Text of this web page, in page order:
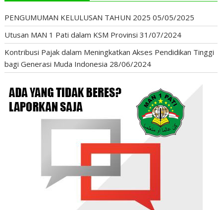
PENGUMUMAN KELULUSAN TAHUN 2025 05/05/2025
Utusan MAN 1 Pati dalam KSM Provinsi 31/07/2024
Kontribusi Pajak dalam Meningkatkan Akses Pendidikan Tinggi
bagi Generasi Muda Indonesia 28/06/2024